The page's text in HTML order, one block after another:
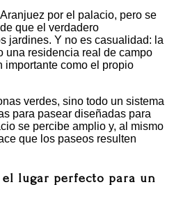
por el palacio, pero se
que el verdadero
jardines. Y no es casualidad: la
una residencia real de campo
importante como el propio
verdes, sino todo un sistema
para pasear diseñadas para
se percibe amplio y, al mismo
que los paseos resulten
lugar perfecto para un